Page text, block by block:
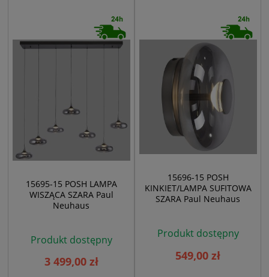
15695-15 POSH LAMPA
WISZĄCA SZARA Paul
Neuhaus
Produkt dostępny
3 499,00 zł
15696-15 POSH
KINKIET/LAMPA SUFITOWA
SZARA Paul Neuhaus
Produkt dostępny
549,00 zł